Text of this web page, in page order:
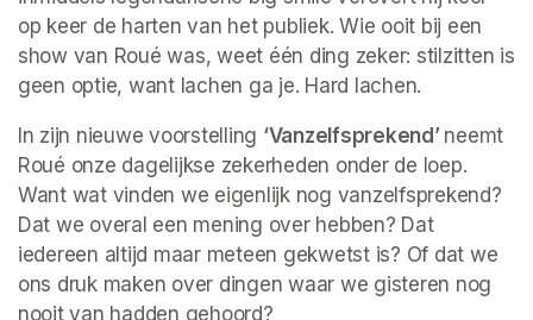
op keer de harten van het publiek. Wie ooit bij een
show van Roué was, weet één ding zeker: stilzitten is
geen optie, want lachen ga je. Hard lachen.
In zijn nieuwe voorstelling ‘Vanzelfsprekend’ neemt
Roué onze dagelijkse zekerheden onder de loep.
Want wat vinden we eigenlijk nog vanzelfsprekend?
Dat we overal een mening over hebben? Dat
iedereen altijd maar meteen gekwetst is? Of dat we
ons druk maken over dingen waar we gisteren nog
nooit van hadden gehoord?